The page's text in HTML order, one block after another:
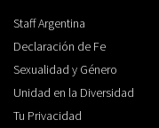
Staff Argentina
Declaración de Fe
Sexualidad y Género
Unidad en la Diversidad
Tu Privacidad